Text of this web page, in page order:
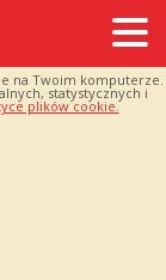
na Twoim komputerze.
statystycznych i
plików cookie.